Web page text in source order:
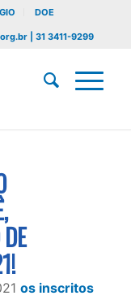
DOE
| 31 3411-9299
os inscritos